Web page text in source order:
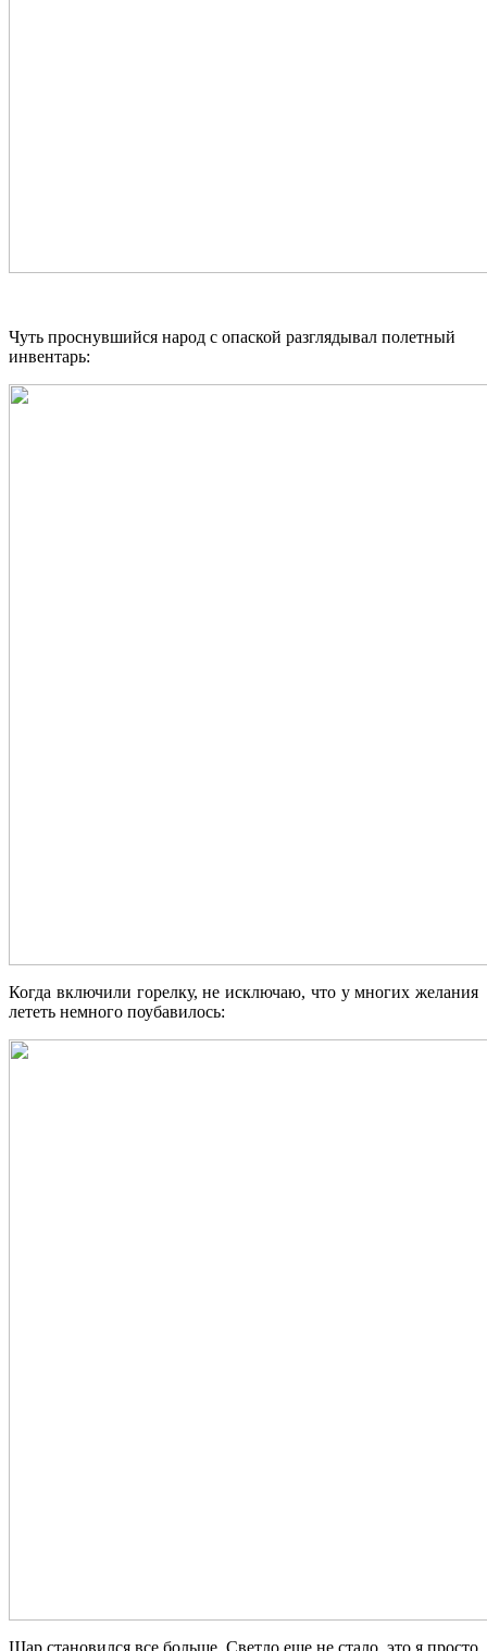
Чуть проснувшийся народ с опаской разглядывал полетный
инвентарь:
Когда включили горелку, не исключаю, что у многих желания
лететь немного поубавилось:
Шар становился все больше. Светло еще не стало, это я просто